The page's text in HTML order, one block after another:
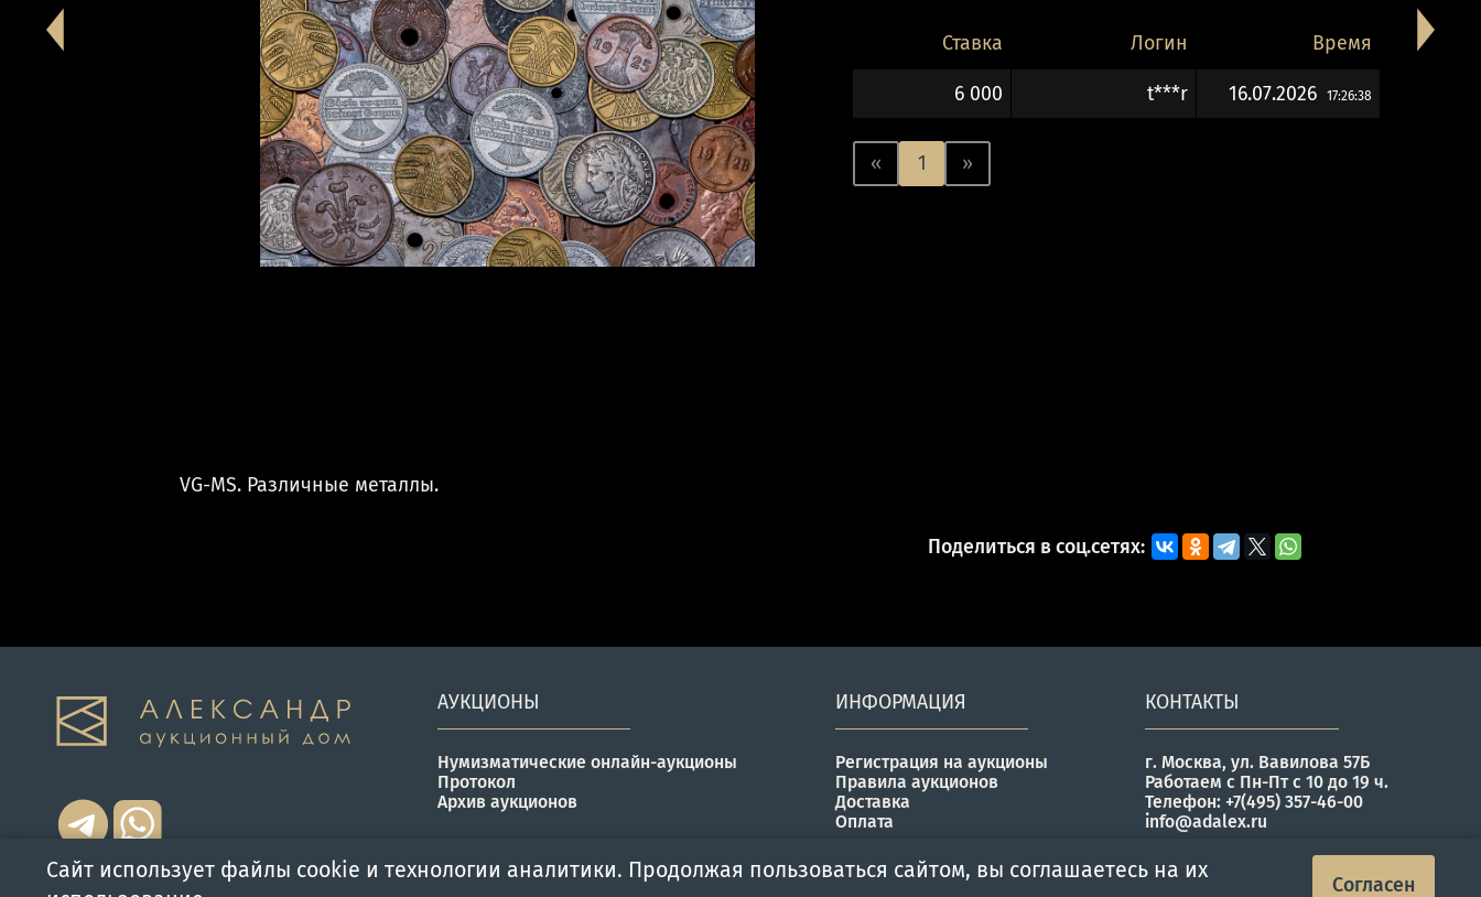
Ставка Логин Время
6 000 t***r 16.07.2026 17:26:38
« 1 »
VG-MS. Различные металлы.
Поделиться в соц.сетях:
АУКЦИОНЫ
Нумизматические онлайн-аукционы
Протокол
Архив аукционов
ИНФОРМАЦИЯ
Регистрация на аукционы
Правила аукционов
Доставка
Оплата
КОНТАКТЫ
г. Москва, ул. Вавилова 57Б
Работаем с Пн-Пт с 10 до 19 ч.
Телефон: +7(495) 357-46-00
info@adalex.ru
Сайт использует файлы cookie и технологии аналитики. Продолжая пользоваться сайтом, вы соглашаетесь на их
Согласен